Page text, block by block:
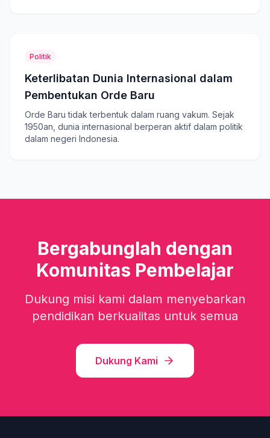
Politik
Keterlibatan Dunia Internasional dalam
Pembentukan Orde Baru
Orde Baru tidak terbentuk dalam ruang vakum. Sejak
1950an, dunia internasional berperan aktif dalam politik
dalam negeri Indonesia.
Bergabunglah dengan
Komunitas Pembelajar
Dukung misi kami dalam menyebarkan
pendidikan berkualitas untuk semua
Dukung Kami